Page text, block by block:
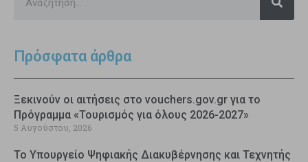
Πρόσφατα άρθρα
Ξεκινούν οι αιτήσεις στο vouchers.gov.gr για το
Πρόγραμμα «Τουρισμός για όλους 2026-2027»
5 Αυγούστου, 2026
Το Υπουργείο Ψηφιακής Διακυβέρνησης και Τεχνητής